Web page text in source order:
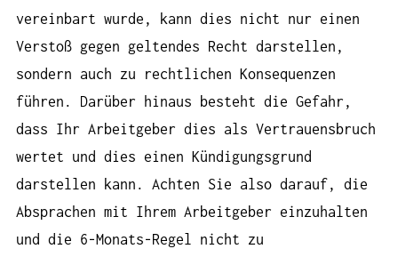
vereinbart wurde, kann dies nicht nur einen
Verstoß gegen geltendes Recht darstellen,
sondern auch zu rechtlichen Konsequenzen
führen. Darüber hinaus besteht die Gefahr,
dass Ihr Arbeitgeber dies als Vertrauensbruch
wertet und dies einen Kündigungsgrund
darstellen kann. Achten Sie also darauf, die
Absprachen mit Ihrem Arbeitgeber einzuhalten
und die 6-Monats-Regel nicht zu